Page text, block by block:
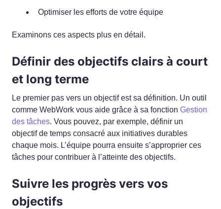
Optimiser les efforts de votre équipe
Examinons ces aspects plus en détail.
Définir des objectifs clairs à court
et long terme
Le premier pas vers un objectif est sa définition. Un outil
comme WebWork vous aide grâce à sa fonction Gestion
des tâches. Vous pouvez, par exemple, définir un
objectif de temps consacré aux initiatives durables
chaque mois. L’équipe pourra ensuite s’approprier ces
tâches pour contribuer à l’atteinte des objectifs.
Suivre les progrès vers vos
objectifs